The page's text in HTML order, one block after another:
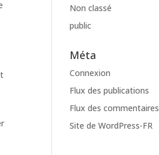
Non classé
public
Méta
Connexion
Flux des publications
Flux des commentaires
Site de WordPress-FR